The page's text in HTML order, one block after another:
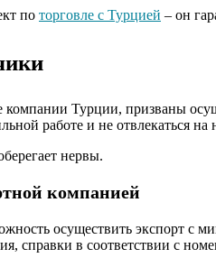
по торговле с Турцией – он
Турции, призваны
работе и не отвлекаться
нервы.
компанией
осуществить экспорт
справки в соответствии с